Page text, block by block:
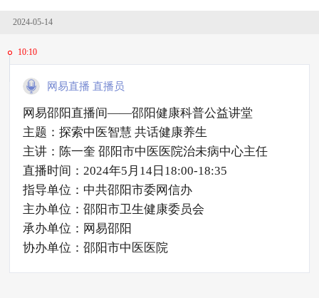
2024-05-14
10:10
网易直播 直播员
网易邵阳直播间——邵阳健康科普公益讲堂
主题：探索中医智慧 共话健康养生
主讲：陈一奎 邵阳市中医医院治未病中心主任
直播时间：2024年5月14日18:00-18:35
指导单位：中共邵阳市委网信办
主办单位：邵阳市卫生健康委员会
承办单位：网易邵阳
协办单位：邵阳市中医医院